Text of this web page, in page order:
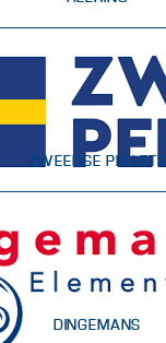
ZWEEDSE PELLETS
DINGEMANS